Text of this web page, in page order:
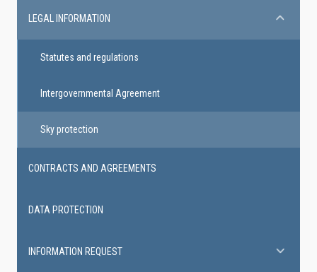
LEGAL INFORMATION
Statutes and regulations
Intergovernmental Agreement
Sky protection
CONTRACTS AND AGREEMENTS
DATA PROTECTION
INFORMATION REQUEST